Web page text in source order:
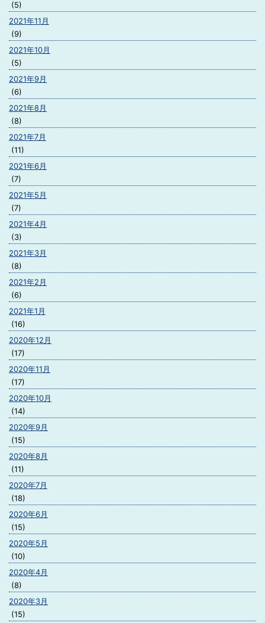
(5)
2021年11月
(9)
2021年10月
(5)
2021年9月
(6)
2021年8月
(8)
2021年7月
(11)
2021年6月
(7)
2021年5月
(7)
2021年4月
(3)
2021年3月
(8)
2021年2月
(6)
2021年1月
(16)
2020年12月
(17)
2020年11月
(17)
2020年10月
(14)
2020年9月
(15)
2020年8月
(11)
2020年7月
(18)
2020年6月
(15)
2020年5月
(10)
2020年4月
(8)
2020年3月
(15)